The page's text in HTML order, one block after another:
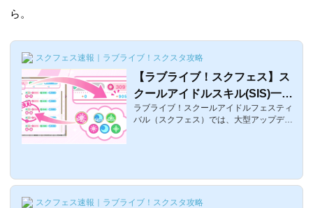
ら。
スクフェス速報｜ラブライブ！スクスタ攻略
【ラブライブ！スクフェス】ス
クールアイドルスキル(SIS)一覧
と入手法とスロット上限解放の
やり方
ラブライブ！スクールアイドルフェスティ
バル（スクフェス）では、大型アップデー
果や、種類一覧をまとめました。スクール
イドルスキルについてです。スクールアイ
スクフェス速報｜ラブライブ！スクスタ攻略